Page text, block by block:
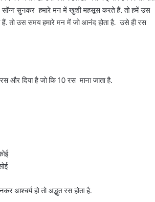
सॉन्ग सुनकर हमारे मन में खुशी महसूस करते हैं. तो हमें उस
तो उस समय हमारे मन में जो आनंद होता है. उसे ही रस
और दिया है जो कि 10 रस माना जाता है.
आश्चर्य हो तो अद्भुत रस होता है.